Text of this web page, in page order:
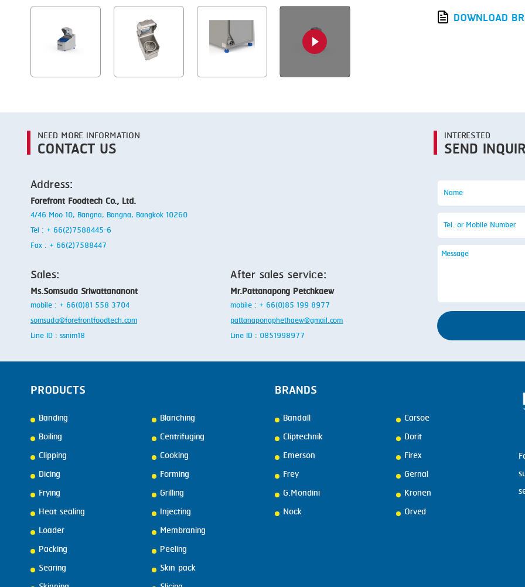
TRAY DENESTER
DOWNLOAD
NEED MORE INFORMATION
CONTACT US
Address:
Forefront Foodtech Co., Ltd.
4/46 Moo 10, Bangna, Bangna, Bangkok 10260
Tel : + 66(2)7588445-6
Fax : + 66(2)7588447
Sales:
Ms.Somsuda Sriwattananont
mobile : + 66(0)81 558 3704
somsuda@forefrontfoodtech.com
Line ID : ssnim18
After sales service:
Mr.Pattanapong Petchkaew
mobile : + 66(0)85 199 8977
pattanapongphethaew@gmail.com
Line ID : 0851998977
INTERESTED
SEND
PRODUCTS
Banding
Blanching
Boiling
Centrifuging
Clipping
Cooking
Dicing
Forming
Frying
Grilling
Heat sealing
Injecting
Loader
Membraning
Packing
Peeling
Searing
Skin pack
BRANDS
Bandall
Carsoe
Cliptechnik
Dorit
Emerson
Firex
Frey
Gernal
G.Mondini
Kronen
Nock
Orved